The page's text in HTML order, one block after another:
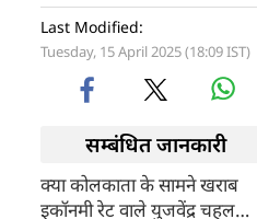
Last Modified:
Tuesday, 15 April 2025 (18:09 IST)
सम्बंधित जानकारी
क्या कोलकाता के सामने खराब
इकॉनमी रेट वाले युजवेंद्र चहल